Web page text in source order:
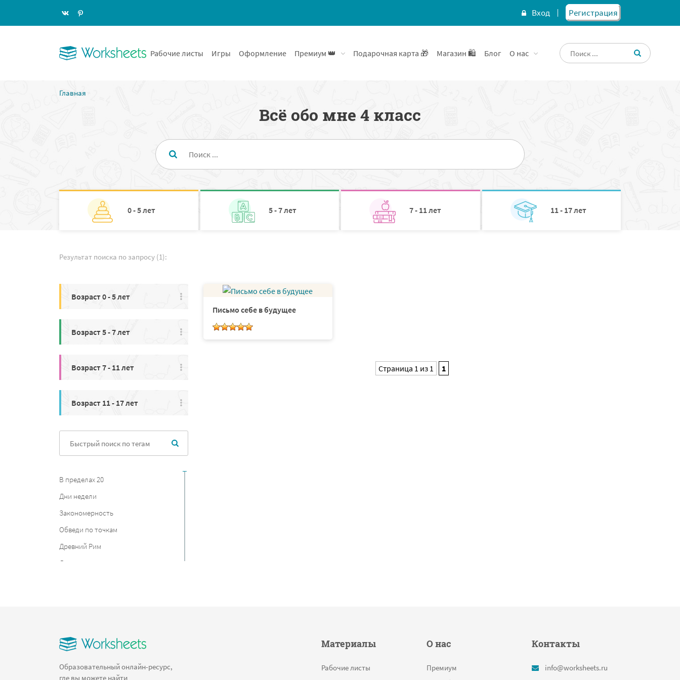
Вход Регистрация
Рабочие листы Игры Оформление Премиум 👑 Подарочная карта 🎁 Магазин 🛍️ Блог О нас
Главная
Всё обо мне 4 класс
0 - 5 лет 5 - 7 лет 7 - 11 лет 11 - 17 лет
Результат поиска по запросу (1):
Письмо себе в будущее
Страница 1 из 1 1
Возраст 0 - 5 лет
Возраст 5 - 7 лет
Возраст 7 - 11 лет
Возраст 11 - 17 лет
В пределах 20
Дни недели
Закономерность
Обведи по точкам
Древний Рим
Дания
Состав числа
Сложение дробей
Образовательный онлайн-ресурс,
где вы можете найти
Материалы
Рабочие листы
О нас
Премиум
Контакты
info@worksheets.ru